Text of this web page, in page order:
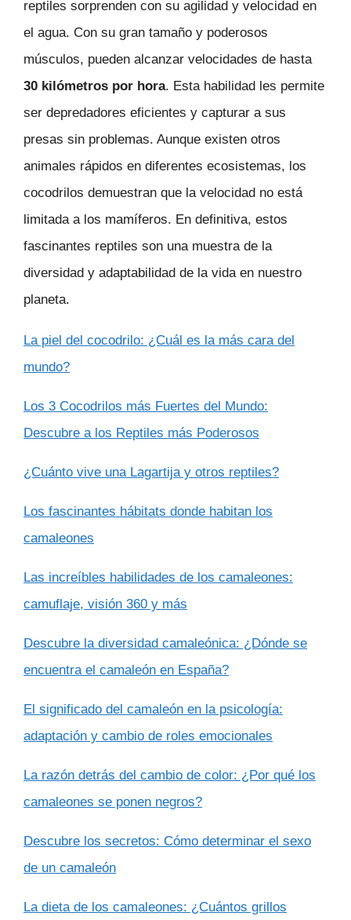
reptiles sorprenden con su agilidad y velocidad en
el agua. Con su gran tamaño y poderosos
músculos, pueden alcanzar velocidades de hasta
30 kilómetros por hora. Esta habilidad les permite
ser depredadores eficientes y capturar a sus
presas sin problemas. Aunque existen otros
animales rápidos en diferentes ecosistemas, los
cocodrilos demuestran que la velocidad no está
limitada a los mamíferos. En definitiva, estos
fascinantes reptiles son una muestra de la
diversidad y adaptabilidad de la vida en nuestro
planeta.
La piel del cocodrilo: ¿Cuál es la más cara del
mundo?
Los 3 Cocodrilos más Fuertes del Mundo:
Descubre a los Reptiles más Poderosos
¿Cuánto vive una Lagartija y otros reptiles?
Los fascinantes hábitats donde habitan los
camaleones
Las increíbles habilidades de los camaleones:
camuflaje, visión 360 y más
Descubre la diversidad camaleónica: ¿Dónde se
encuentra el camaleón en España?
El significado del camaleón en la psicología:
adaptación y cambio de roles emocionales
La razón detrás del cambio de color: ¿Por qué los
camaleones se ponen negros?
Descubre los secretos: Cómo determinar el sexo
de un camaleón
La dieta de los camaleones: ¿Cuántos grillos